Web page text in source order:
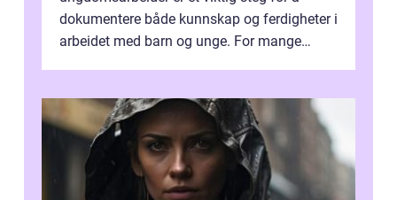
dokumentere både kunnskap og ferdigheter i
arbeidet med barn og unge. For mange